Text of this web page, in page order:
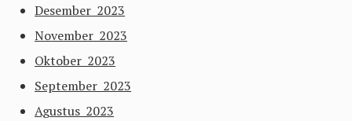
Desember 2023
November 2023
Oktober 2023
September 2023
Agustus 2023